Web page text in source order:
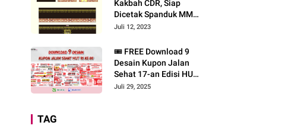
Kakbah CDR, Siap
Dicetak Spanduk MMT
dan Dipakai Manasik
Juli 12, 2023
🎟️ FREE Download 9
Desain Kupon Jalan
Sehat 17-an Edisi HUT
RI ke-80 Siap Edit di
Juli 29, 2025
TAG